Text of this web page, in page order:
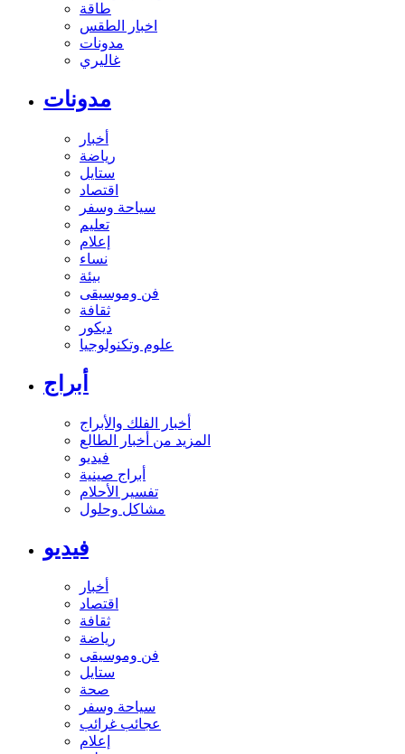
طاقة
اخبار الطقس
مدونات
غاليري
مدونات
أخبار
رياضة
ستايل
اقتصاد
سياحة وسفر
تعليم
إعلام
نساء
بيئة
فن وموسيقى
ثقافة
ديكور
علوم وتكنولوجيا
أبراج
أخبار الفلك والأبراج
المزيد من أخبار الطالع
فيديو
أبراج صينية
تفسير الأحلام
مشاكل وحلول
فيديو
أخبار
اقتصاد
ثقافة
رياضة
فن وموسيقى
ستايل
صحة
سياحة وسفر
عجائب غرائب
إعلام